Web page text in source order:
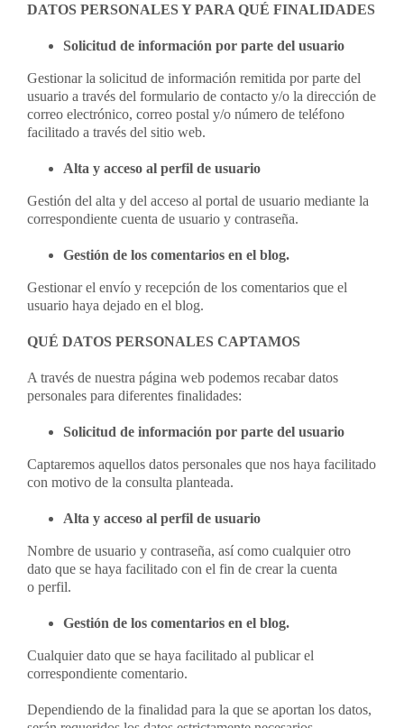
DATOS PERSONALES Y PARA QUÉ FINALIDADES
Solicitud de información por parte del usuario
Gestionar la solicitud de información remitida por parte del
usuario a través del formulario de contacto y/o la dirección de
correo electrónico, correo postal y/o número de teléfono
facilitado a través del sitio web.
Alta y acceso al perfil de usuario
Gestión del alta y del acceso al portal de usuario mediante la
correspondiente cuenta de usuario y contraseña.
Gestión de los comentarios en el blog.
Gestionar el envío y recepción de los comentarios que el
usuario haya dejado en el blog.
QUÉ DATOS PERSONALES CAPTAMOS
A través de nuestra página web podemos recabar datos
personales para diferentes finalidades:
Solicitud de información por parte del usuario
Captaremos aquellos datos personales que nos haya facilitado
con motivo de la consulta planteada.
Alta y acceso al perfil de usuario
Nombre de usuario y contraseña, así como cualquier otro
dato que se haya facilitado con el fin de crear la cuenta
o perfil.
Gestión de los comentarios en el blog.
Cualquier dato que se haya facilitado al publicar el
correspondiente comentario.
Dependiendo de la finalidad para la que se aportan los datos,